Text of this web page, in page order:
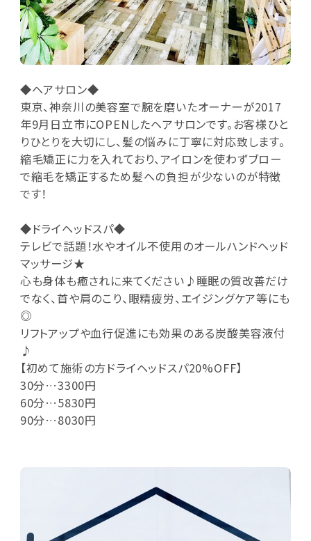
◆ヘアサロン◆
東京、神奈川の美容室で腕を磨いたオーナーが2017
年9月日立市にOPENしたヘアサロンです。お客様ひと
りひとりを大切にし、髪の悩みに丁寧に対応致します。
縮毛矯正に力を入れており、アイロンを使わずブロー
で縮毛を矯正するため髪への負担が少ないのが特徴
です！
◆ドライヘッドスパ◆
テレビで話題！水やオイル不使用のオールハンドヘッド
マッサージ★
心も身体も癒されに来てください♪睡眠の質改善だけ
でなく、首や肩のこり、眼精疲労、エイジングケア等にも
◎
リフトアップや血行促進にも効果のある炭酸美容液付
♪
【初めて施術の方ドライヘッドスパ20%OFF】
30分…3300円
60分…5830円
90分…8030円